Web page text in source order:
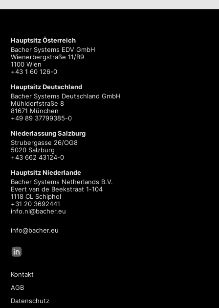
Hauptsitz Österreich
Bacher Systems EDV GmbH
Wienerbergstraße 11/B9
1100 Wien
+43 1 60 126-0
Hauptsitz Deutschland
Bacher Systems Deutschland GmbH
Mühldorfstraße 8
81671 München
+49 89 37799385-0
Niederlassung Salzburg
Strubergasse 26/OG8
5020 Salzburg
+43 662 43124-0
Hauptsitz Niederlande
Bacher Systems Netherlands B.V.
Evert van de Beekstraat 1-104
1118 CL Schiphol
+31 20 3692441
info.nl@bacher.eu
info@bacher.eu
Kontakt
AGB
Datenschutz